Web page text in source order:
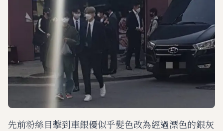
t
e
先前粉絲目擊到車銀優似乎髮色改為經過漂色的銀灰